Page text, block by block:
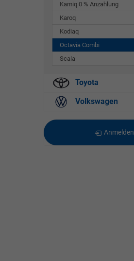
Kamiq 0 % Anzahlung
Karoq
Kodiaq
Octavia Combi
Scala
Toyota
Volkswagen
Anmelden